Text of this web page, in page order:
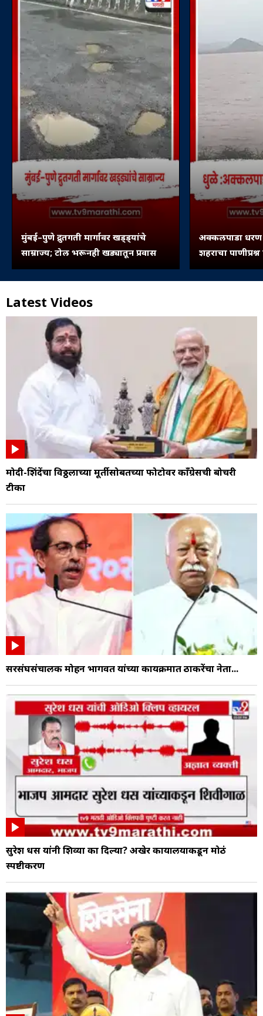
मुंबई–पुणे द्रुतगती मार्गावर खड्ड्यांचे
साम्राज्य; टोल भरूनही खड्यातून प्रवास
अक्कलपाडा
शहराचा
Latest Videos
मोदी-शिंदेंचा विठ्ठलाच्या मूर्तीसोबतच्या फोटोवर काँग्रेसची बोचरी
टीका
सरसंघसंचालक मोहन भागवत यांच्या कार्यक्रमात ठाकरेंचा नेता...
सुरेश धस यांनी शिव्या का दिल्या? अखेर कार्यालयाकडून मोठं
स्पष्टीकरण